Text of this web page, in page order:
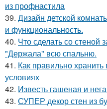
из профнастила
39. Дизайн детской
и функциональность.
40. Что сделать со стеной
"Держала" всю спальню.
41. Как правильно
условиях
42. Известь гашеная и
43. СУПЕР декор стен из